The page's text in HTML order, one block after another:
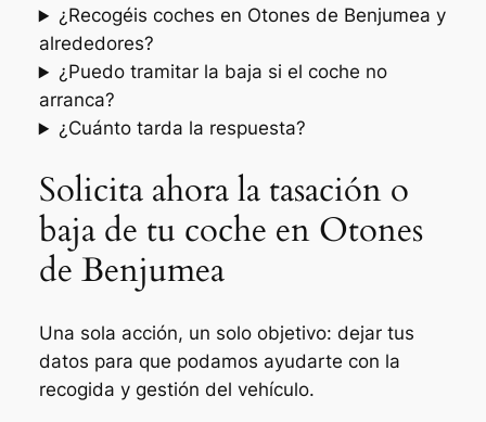
¿Recogéis coches en Otones de Benjumea y
alrededores?
¿Puedo tramitar la baja si el coche no
arranca?
¿Cuánto tarda la respuesta?
Solicita ahora la tasación o
baja de tu coche en Otones
de Benjumea
Una sola acción, un solo objetivo: dejar tus
datos para que podamos ayudarte con la
recogida y gestión del vehículo.